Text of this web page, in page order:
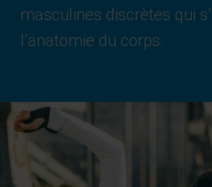
masculines discrètes qui
l’anatomie du corps.